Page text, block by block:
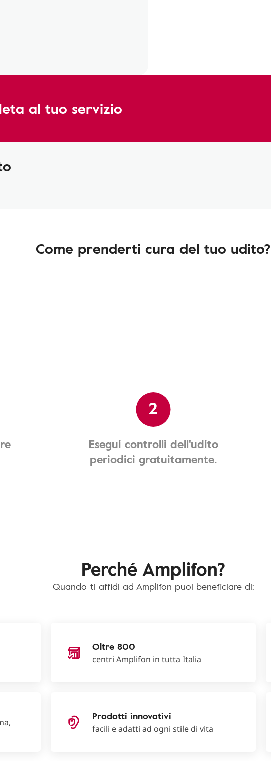
al tuo servizio
Come prenderti cura del tuo udito?
2
Esegui controlli dell'udito
periodici gratuitamente.
Perché Amplifon?
Quando ti affidi ad Amplifon puoi beneficiare di:
Oltre 800
centri Amplifon in tutta Italia
Prodotti innovativi
facili e adatti ad ogni stile di vita